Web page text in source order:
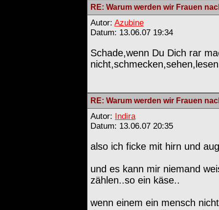
RE: Warum werden wir Frauen
Autor: Azubine
Datum: 13.06.07 19:34
Schade,wenn Du Dich rar
RE: Warum werden wir Frauen
Autor: Indira
Datum: 13.06.07 20:35
also ich ficke mit hirn und
und es kann mir niemand
zählen..so ein käse..
wenn einem ein mensch